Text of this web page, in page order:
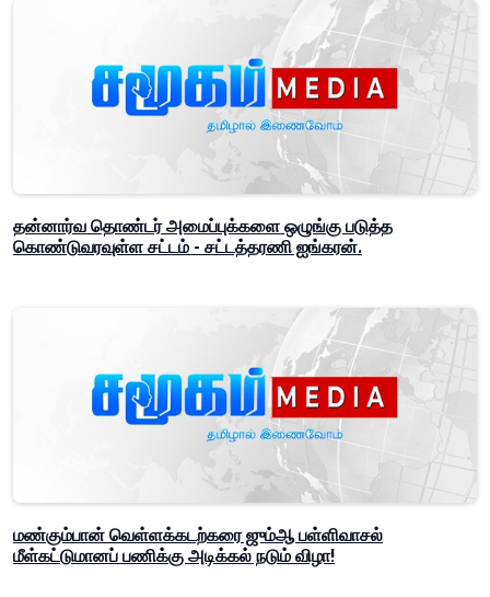
தன்னார்வ தொண்டர் அமைப்புக்களை ஒழுங்கு படுத்த
கொண்டுவரவுள்ள சட்டம் - சட்டத்தரணி ஐங்கரன்.
மண்கும்பான் வெள்ளக்கடற்கரை ஜும்ஆ பள்ளிவாசல்
மீள்கட்டுமானப் பணிக்கு அடிக்கல் நடும் விழா!